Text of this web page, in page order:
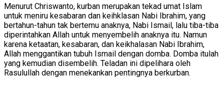
Menurut Chriswanto, kurban merupakan tekad umat Islam
untuk meniru kesabaran dan keihklasan Nabi Ibrahim, yang
bertahun-tahun tak bertemu anaknya, Nabi Ismail, lalu tiba-tiba
diperintahkan Allah untuk menyembelih anaknya itu. Namun
karena ketaatan, kesabaran, dan keikhalasan Nabi Ibrahim,
Allah menggantikan tubuh Ismail dengan domba. Domba itulah
yang kemudian disembelih. Teladan ini dipelihara oleh
Rasulullah dengan menekankan pentingnya berkurban.